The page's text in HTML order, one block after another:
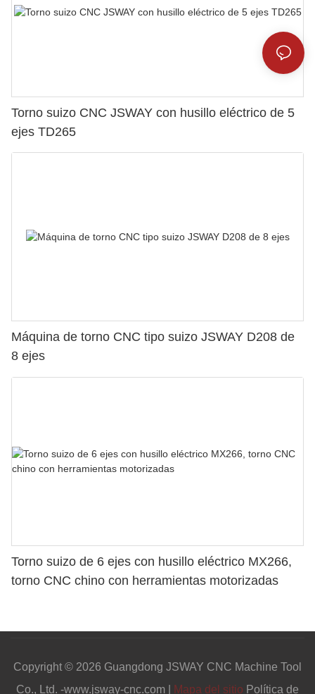
Torno suizo CNC JSWAY con husillo eléctrico de 5
ejes TD265
Máquina de torno CNC tipo suizo JSWAY D208 de
8 ejes
Torno suizo de 6 ejes con husillo eléctrico MX266,
torno CNC chino con herramientas motorizadas
Copyright © 2026 Guangdong JSWAY CNC Machine Tool
Co., Ltd. -www.jsway-cnc.com |
Mapa del sitio Política de